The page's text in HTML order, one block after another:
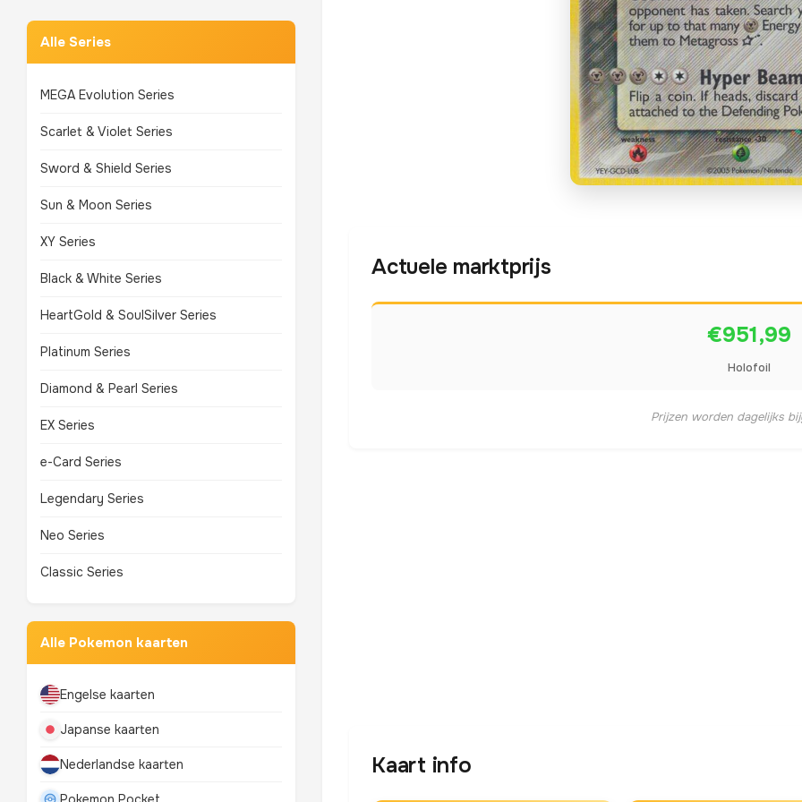
Alle Series
MEGA Evolution Series
Scarlet & Violet Series
Sword & Shield Series
Sun & Moon Series
XY Series
Black & White Series
HeartGold & SoulSilver Series
Platinum Series
Diamond & Pearl Series
EX Series
e-Card Series
Legendary Series
Neo Series
Classic Series
Alle Pokemon kaarten
Engelse kaarten
Japanse kaarten
Nederlandse kaarten
Actuele marktprijs
€951,99
Holofoil
Prijzen worden dagelijks
Kaart info